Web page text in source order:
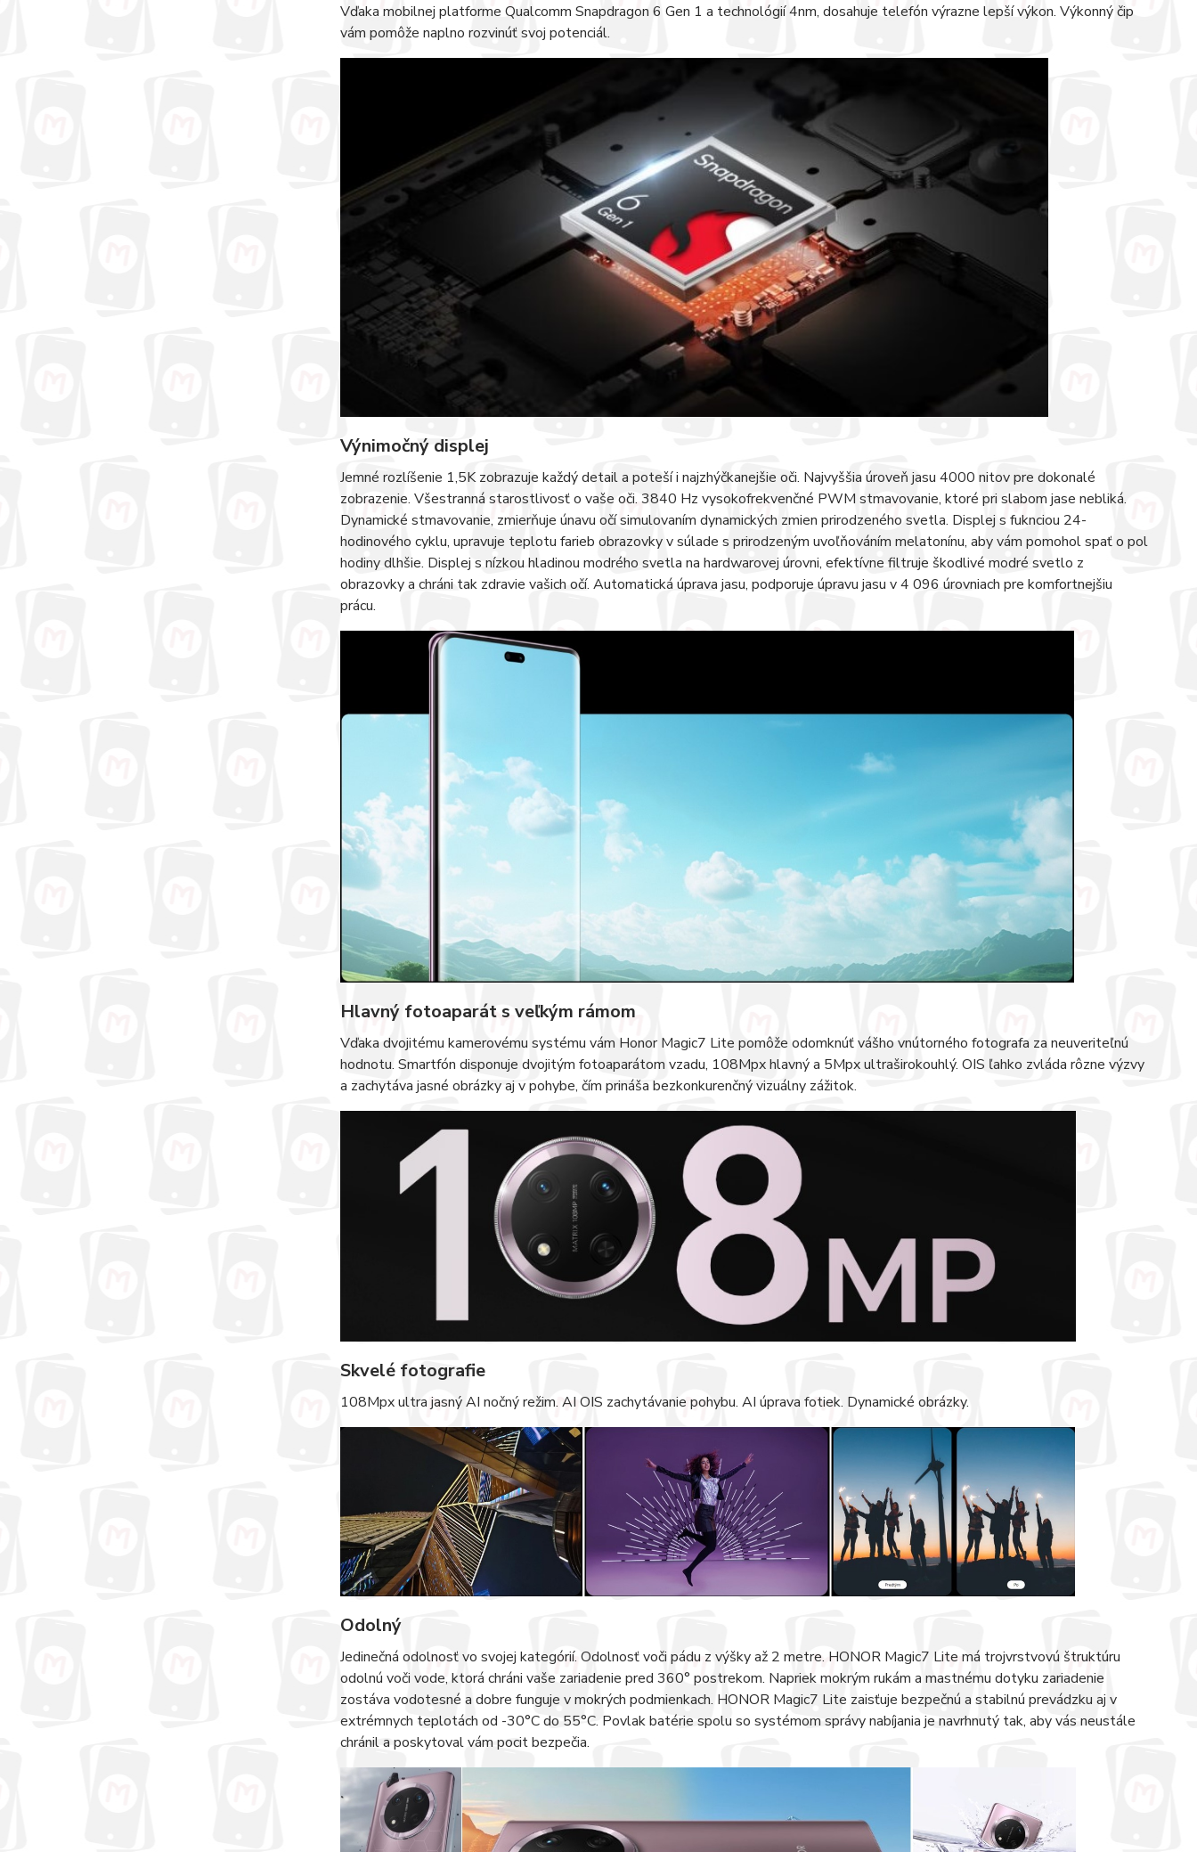
Vďaka mobilnej platforme Qualcomm Snapdragon 6 Gen 1 a technológií 4nm, dosahuje telefón výrazne lepší výkon. Výkonný čip
vám pomôže naplno rozvinúť svoj potenciál.
Výnimočný displej
Jemné rozlíšenie 1,5K zobrazuje každý detail a poteší i najzhýčkanejšie oči. Najvyššia úroveň jasu 4000 nitov pre dokonalé
zobrazenie. Všestranná starostlivosť o vaše oči. 3840 Hz vysokofrekvenčné PWM stmavovanie, ktoré pri slabom jase nebliká.
Dynamické stmavovanie, zmierňuje únavu očí simulovaním dynamických zmien prirodzeného svetla. Displej s fuknciou 24-
hodinového cyklu, upravuje teplotu farieb obrazovky v súlade s prirodzeným uvoľňováním melatonínu, aby vám pomohol spať o pol
hodiny dlhšie. Displej s nízkou hladinou modrého svetla na hardwarovej úrovni, efektívne filtruje škodlivé modré svetlo z
obrazovky a chráni tak zdravie vašich očí. Automatická úprava jasu, podporuje úpravu jasu v 4 096 úrovniach pre komfortnejšiu
prácu.
Hlavný fotoaparát s veľkým rámom
Vďaka dvojitému kamerovému systému vám Honor Magic7 Lite pomôže odomknúť vášho vnútorného fotografa za neuveriteľnú
hodnotu. Smartfón disponuje dvojitým fotoaparátom vzadu, 108Mpx hlavný a 5Mpx ultraširokouhlý. OIS ľahko zvláda rôzne výzvy
a zachytáva jasné obrázky aj v pohybe, čím prináša bezkonkurenčný vizuálny zážitok.
Skvelé fotografie
108Mpx ultra jasný AI nočný režim. AI OIS zachytávanie pohybu. AI úprava fotiek. Dynamické obrázky.
Odolný
Jedinečná odolnosť vo svojej kategórií. Odolnosť voči pádu z výšky až 2 metre. HONOR Magic7 Lite má trojvrstvovú štruktúru
odolnú voči vode, ktorá chráni vaše zariadenie pred 360° postrekom. Napriek mokrým rukám a mastnému dotyku zariadenie
zostáva vodotesné a dobre funguje v mokrých podmienkach. HONOR Magic7 Lite zaisťuje bezpečnú a stabilnú prevádzku aj v
extrémnych teplotách od -30°C do 55°C. Povlak batérie spolu so systémom správy nabíjania je navrhnutý tak, aby vás neustále
chránil a poskytoval vám pocit bezpečia.